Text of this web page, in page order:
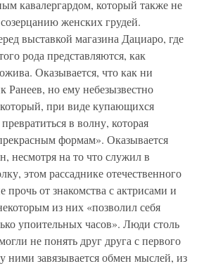
кавалергардом, который также не
женских грудей.
выставкой магазина Дациаро, где
рода представляются, как
Оказывается, что как ни
Ранеев, но ему небезызвестно
при виде купающихся
в волну, которая
формам». Оказывается
несмотря на то что служил в
этом рассаднике отечественного
прочь от знакомства с актрисами и
из них «позволил себя
упоительных часов». Люди столь
не понять друг друга с первого
ними завязывается обмен мыслей, из